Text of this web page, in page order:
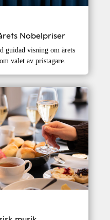
Nobelpriser
guidad visning om årets
valet av pristagare.